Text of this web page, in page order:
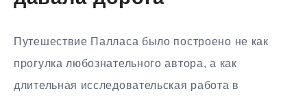
Путешествие Палласа было построено не как
прогулка любознательного автора, а как
длительная исследовательская работа в